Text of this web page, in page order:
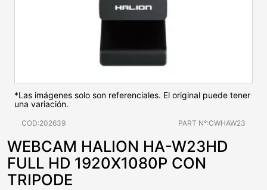
*Las imágenes solo son referenciales. El original puede tener
una variación.
COD:202639 PART N°:CWHAW23
WEBCAM HALION HA-W23HD
FULL HD 1920X1080P CON
TRIPODE